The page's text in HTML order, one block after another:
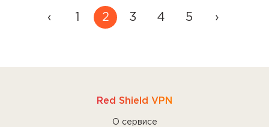
Это означает, что Вы подключаетесь к
серверам в одной из стран с
IP-адрес в случае перехвата трафика
непосредственно у сервера в стране локации.
‹ 1 2 3 4 5 ›
Red Shield VPN
О сервисе